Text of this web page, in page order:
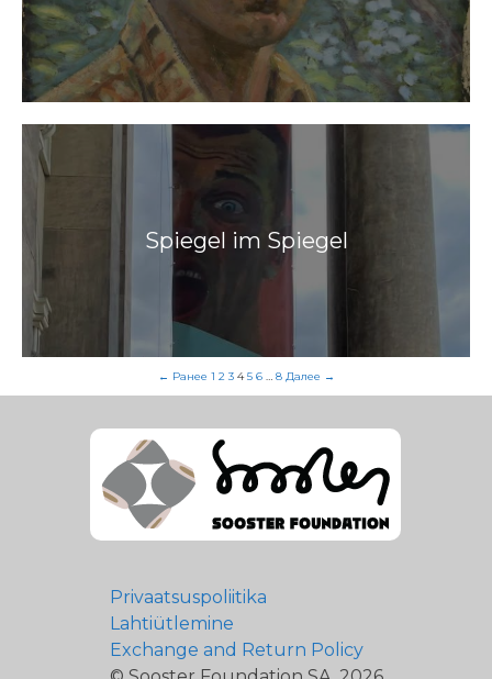
Spiegel im Spiegel
← Ранее 1 2 3 4 5 6 … 8 Далее →
Privaatsuspoliitika
Lahtiütlemine
Exchange and Return Policy